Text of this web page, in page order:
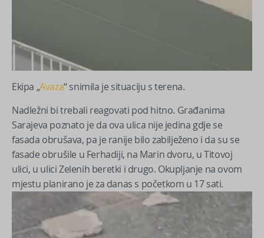
Ekipa „Avaza“ snimila je situaciju s terena.
Nadležni bi trebali reagovati pod hitno. Građanima
Sarajeva poznato je da ova ulica nije jedina gdje se
fasada obrušava, pa je ranije bilo zabilježeno i da su se
fasade obrušile u Ferhadiji, na Marin dvoru, u Titovoj
ulici, u ulici Zelenih beretki i drugo. Okupljanje na ovom
mjestu planirano je za danas s početkom u 17 sati.